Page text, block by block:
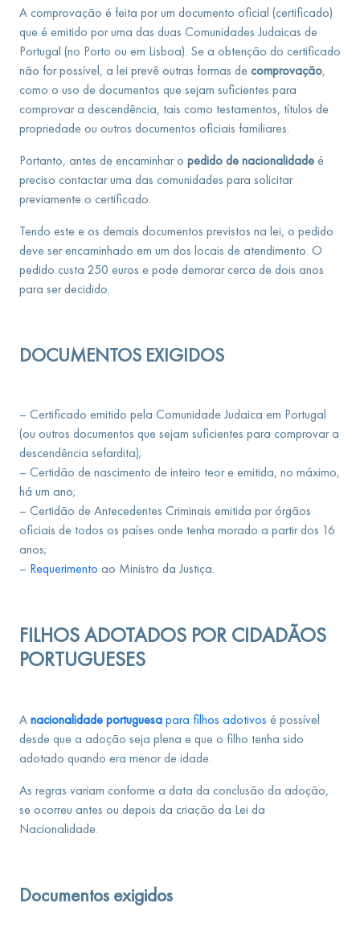
A comprovação é feita por um documento oficial (certificado)
que é emitido por uma das duas Comunidades Judaicas de
Portugal (no Porto ou em Lisboa). Se a obtenção do certificado
não for possível, a lei prevê outras formas de comprovação,
como o uso de documentos que sejam suficientes para
comprovar a descendência, tais como testamentos, títulos de
propriedade ou outros documentos oficiais familiares.
Portanto, antes de encaminhar o pedido de nacionalidade é
preciso contactar uma das comunidades para solicitar
previamente o certificado.
Tendo este e os demais documentos previstos na lei, o pedido
deve ser encaminhado em um dos locais de atendimento. O
pedido custa 250 euros e pode demorar cerca de dois anos
para ser decidido.
DOCUMENTOS EXIGIDOS
– Certificado emitido pela Comunidade Judaica em Portugal
(ou outros documentos que sejam suficientes para comprovar a
descendência sefardita);
– Certidão de nascimento de inteiro teor e emitida, no máximo,
há um ano;
– Certidão de Antecedentes Criminais emitida por órgãos
oficiais de todos os países onde tenha morado a partir dos 16
anos;
– Requerimento ao Ministro da Justiça.
FILHOS ADOTADOS POR CIDADÃOS
PORTUGUESES
A nacionalidade portuguesa para filhos adotivos é possível
desde que a adoção seja plena e que o filho tenha sido
adotado quando era menor de idade.
As regras variam conforme a data da conclusão da adoção,
se ocorreu antes ou depois da criação da Lei da
Nacionalidade.
Documentos exigidos